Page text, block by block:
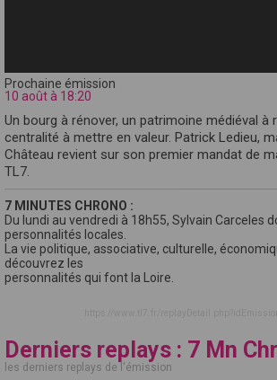
Prochaine émission
10 août à 18:20
Un bourg à rénover, un patrimoine médiéval à
centralité à mettre en valeur. Patrick Ledieu,
Château revient sur son premier mandat de
TL7.
7 MINUTES CHRONO :
Du lundi au vendredi à 18h55, Sylvain Carceles
personnalités locales.
La vie politique, associative, culturelle,
découvrez les
personnalités qui font la Loire.
Derniers replays : 7 Mn
les derniers replays de l'émission